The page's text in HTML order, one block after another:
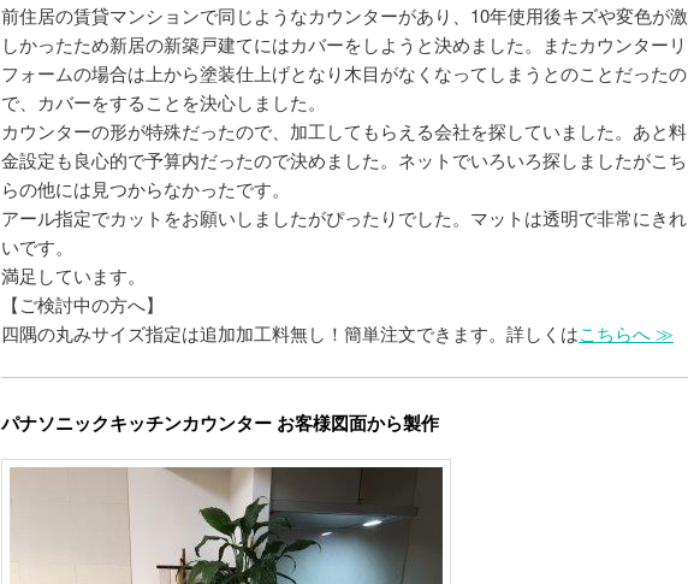
前住居の賃貸マンションで同じようなカウンターがあり、10年使用後キズや変色が激
しかったため新居の新築戸建てにはカバーをしようと決めました。またカウンターリ
フォームの場合は上から塗装仕上げとなり木目がなくなってしまうとのことだったの
で、カバーをすることを決心しました。
カウンターの形が特殊だったので、加工してもらえる会社を探していました。あと料
金設定も良心的で予算内だったので決めました。ネットでいろいろ探しましたがこち
らの他には見つからなかったです。
アール指定でカットをお願いしましたがぴったりでした。マットは透明で非常にきれ
いです。
満足しています。
【ご検討中の方へ】
四隅の丸みサイズ指定は追加加工料無し！簡単注文できます。詳しくはこちらへ ≫
パナソニックキッチンカウンター お客様図面から製作